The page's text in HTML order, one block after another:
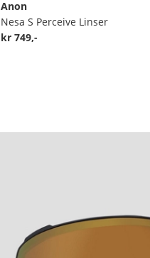
Anon
Nesa S Perceive Linser
kr 749,-